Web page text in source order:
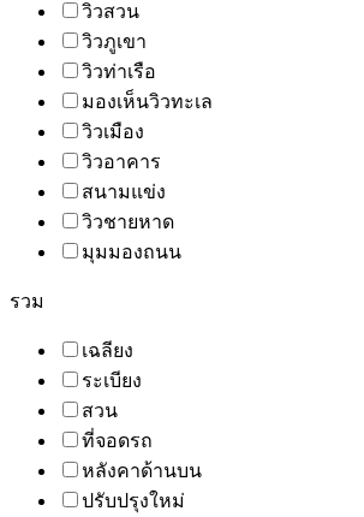
วิวสวน
วิวภูเขา
วิวท่าเรือ
มองเห็นวิวทะเล
วิวเมือง
วิวอาคาร
สนามแข่ง
วิวชายหาด
มุมมองถนน
รวม
เฉลียง
ระเบียง
สวน
ที่จอดรถ
หลังคาด้านบน
ปรับปรุงใหม่